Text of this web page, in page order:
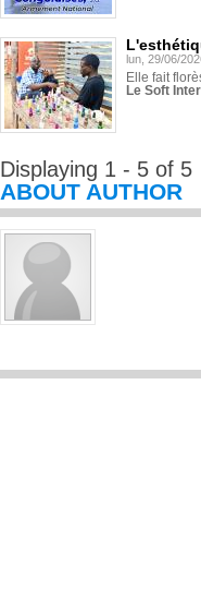
lun, 29/06/
Elle fait
Le Soft
Displaying 1 - 5 of 5
ABOUT AUTHOR